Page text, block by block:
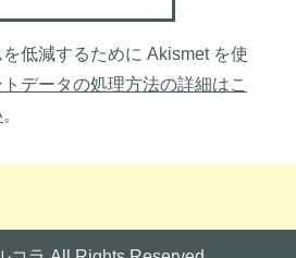
低減するために Akismet を使
トデータの処理方法の詳細はこ
。